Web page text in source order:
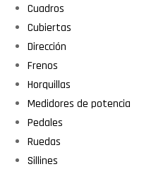
Cuadros
Cubiertas
Dirección
Frenos
Horquillas
Medidores de potencia
Pedales
Ruedas
Sillines